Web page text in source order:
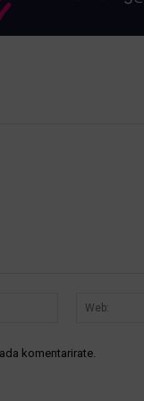
Email:*
komentarirate.